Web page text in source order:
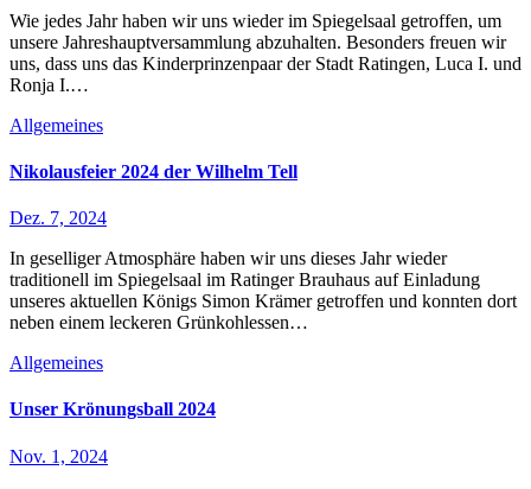
Wie jedes Jahr haben wir uns wieder im Spiegelsaal getroffen, um
unsere Jahreshauptversammlung abzuhalten. Besonders freuen wir
uns, dass uns das Kinderprinzenpaar der Stadt Ratingen, Luca I. und
Ronja I.…
Allgemeines
Nikolausfeier 2024 der Wilhelm Tell
Dez. 7, 2024
In geselliger Atmosphäre haben wir uns dieses Jahr wieder
traditionell im Spiegelsaal im Ratinger Brauhaus auf Einladung
unseres aktuellen Königs Simon Krämer getroffen und konnten dort
neben einem leckeren Grünkohlessen…
Allgemeines
Unser Krönungsball 2024
Nov. 1, 2024